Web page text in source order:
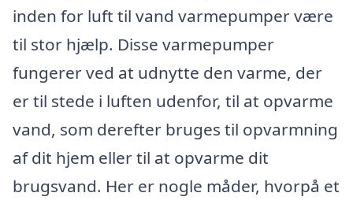
inden for luft til vand varmepumper være
til stor hjælp. Disse varmepumper
fungerer ved at udnytte den varme, der
er til stede i luften udenfor, til at opvarme
vand, som derefter bruges til opvarmning
af dit hjem eller til at opvarme dit
brugsvand. Her er nogle måder, hvorpå et